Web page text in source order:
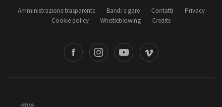
Amministrazione trasparente Bandi e gare Contatti
Privacy
Cookie policy
Whistleblowing Credits
Vimeo